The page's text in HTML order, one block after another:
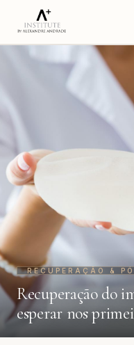
HOME
INSTAGRAM
YOUTUBE
BLOG
RECUPERAÇÃO &
Recuperação do
esperar nos